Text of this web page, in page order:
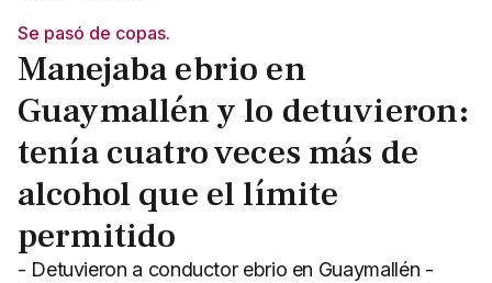
Se pasó de copas.
Manejaba ebrio en
Guaymallén y lo detuvieron:
tenía cuatro veces más de
alcohol que el límite
permitido
- Detuvieron a conductor ebrio en Guaymallén -